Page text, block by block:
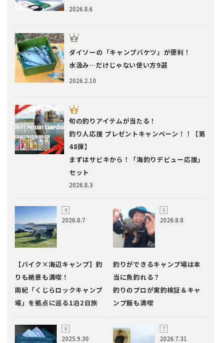
2026.8.6
2026.2.10
ダイソーの「キャンプバケツ」が便利！
水汲み…だけじゃない使い方9選
2026.8.3
旬の釣りアイテムが当たる！
釣り人応援 プレゼントキャンペーン！！【第
48弾】
まずはサビキから！「海釣りデビュー応援」
セット
2026.8.7
【バイク×海辺キャンプ】釣
りも絶景も満喫！
南紀「くじらロックキャンプ
場」を拠点に巡る1泊2日旅
2026.8.8
釣りができるキャンプ場は本
当に魚釣れる？
釣りのプロが実釣検証＆キャ
ンプ飯も満喫
2025.9.30 2026.7.31